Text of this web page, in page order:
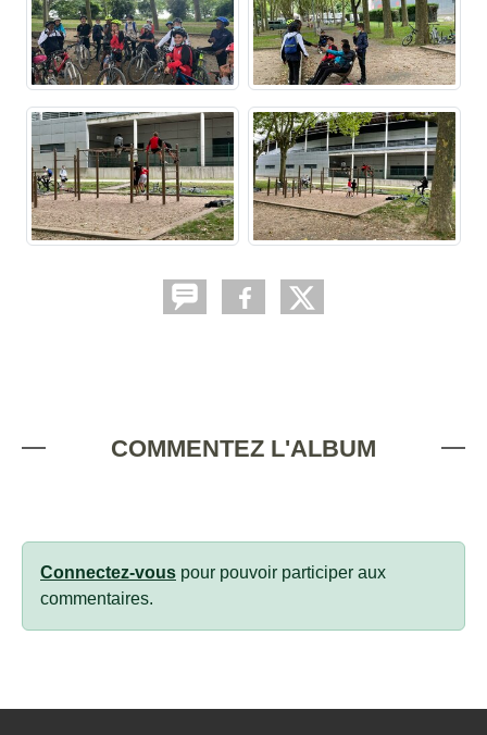
COMMENTEZ L'ALBUM
Connectez-vous pour pouvoir participer aux
commentaires.